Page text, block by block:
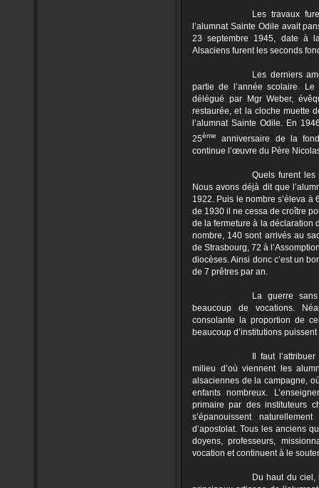
Les travaux
l’alumnat Sainte Odile avait
23 septembre 1945, date à
Alsaciens furent les seconds
Les derniers
partie de l’année scolaire.
délégué par Mgr Weber,
restaurée, et la cloche muette
l’alumnat Sainte Odile. En
25ème
anniversaire de la
continue l’œuvre du Père
Quels furent
Nous avons déjà dit que
1922. Puis le nombre s’éleva à
de 1930 il ne cessa de croître
de la fermeture à la déclaration
nombre, 140 sont arrivés au
de Strasbourg, 72 à
diocèses. Ainsi donc c’est un
de 7 prêtres par an.
La guerre
beaucoup de vocations.
consolante la proportion de
beaucoup d’institutions
Il faut
milieu d’où viennent les
alsaciennes de la campagne,
enfants nombreux.
primaire par des instituteurs
s’épanouissent
d’apostolat. Tous les anciens
doyens, professeurs,
vocation et continuent à le
Du haut du